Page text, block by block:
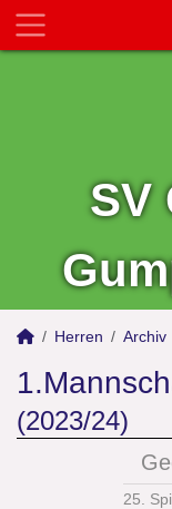
SV
Herren Archiv
(2023/24)
25.